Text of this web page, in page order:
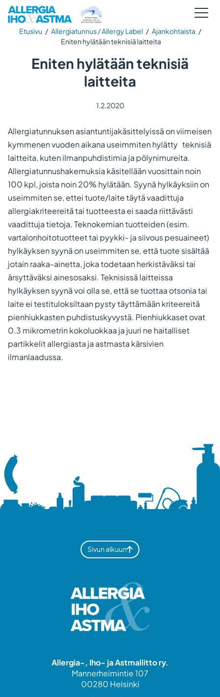
Etusivu / Allergiatunnus / Allergy Label / Ajankohtaista /
Eniten hylätään teknisiä laitteita
Eniten hylätään teknisiä
laitteita
1.2.2020
Allergiatunnuksen asiantuntijakäsittelyissä on viimeisen
kymmenen vuoden aikana useimmiten hylätty teknisiä
laitteita, kuten ilmanpuhdistimia ja pölynimureita.
Allergiatunnushakemuksia käsitellään vuosittain noin
100 kpl, joista noin 20% hylätään. Syynä hylkäyksiin on
useimmiten se, ettei tuote/laite täytä vaadittuja
allergiakriteereitä tai tuotteesta ei saada riittävästi
vaadittuja tietoja. Teknokemian tuotteiden (esim.
vartalonhoitotuotteet tai pyykki- ja siivous pesuaineet)
hylkäyksen syynä on useimmiten se, että tuote sisältää
jotain raaka-ainetta, joka todetaan herkistäväksi tai
ärsyttäväksi ainesosaksi. Teknisissä laitteissa
hylkäyksen syynä voi olla se, että se tuottaa otsonia tai
laite ei testituloksiltaan pysty täyttämään kriteereitä
pienhiukkasten puhdistuskyvystä. Pienhiukkaset ovat
0.3 mikrometrin kokoluokkaa ja juuri ne haitalliset
partikkelit allergiasta ja astmasta kärsivien
ilmanlaadussa.
Sivun alkuun
Allergia-, Iho- ja Astmaliitto ry.
Mannerheimintie 107
00280 Helsinki